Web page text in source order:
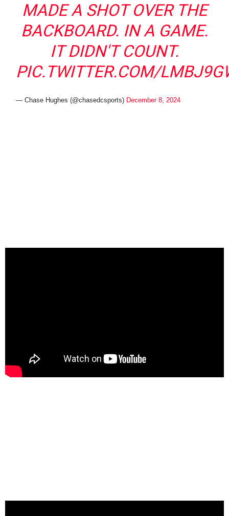
MADE A SHOT OVER THE
BACKBOARD. IN A GAME.
IT DIDN'T COUNT.
PIC.TWITTER.COM/
— Chase Hughes (@chasedcsports) December 8, 2024